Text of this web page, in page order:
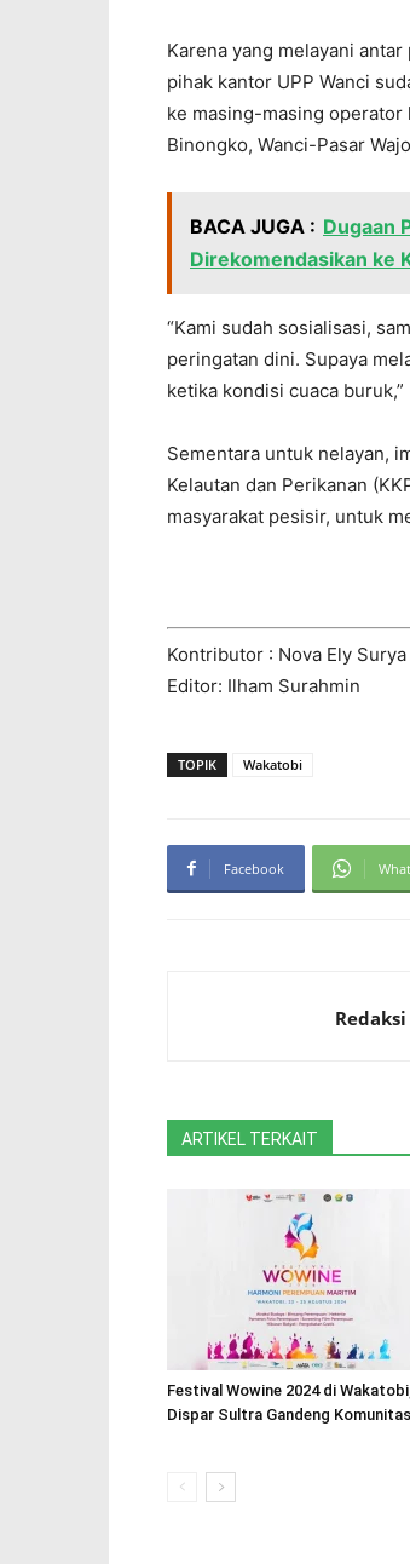
Karena yang melayani
pihak kantor UPP Wanci
ke masing-masing operator
Binongko, Wanci-Pasar
BACA JUGA : Dugaan
Direkomendasikan ke
“Kami sudah sosialisasi,
peringatan dini. Supaya
ketika kondisi cuaca buruk,”
Sementara untuk nelayan,
Kelautan dan Perikanan
masyarakat pesisir, untuk
Kontributor : Nova Ely Surya
Editor: Ilham Surahmin
TOPIK Wakatobi
Facebook
ARTIKEL TERKAIT
Festival Wowine 2024 di Wakatobi,
Dispar Sultra Gandeng Komunitas